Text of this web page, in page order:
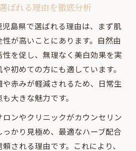
ばれる理由を徹底分析
島県で選ばれる理由は、まず肌
が高いことにあります。自然由
を促し、無理なく美白効果を実
初めての方にも適しています。
赤みが軽減されるため、日常生
大きな魅力です。
ロンやクリニックがカウンセリン
かり見極め、最適なハーブ配合
される理由です。これにより、